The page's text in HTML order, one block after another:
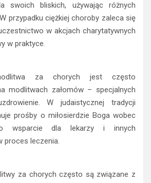
swoich bliskich, używając różnych
przypadku ciężkiej choroby zaleca się
w akcjach charytatywnych
w praktyce.
za chorych jest często
modlitwach załomów – specjalnych
W judaistycznej tradycji
prośby o miłosierdzie Boga wobec
wsparcie dla lekarzy i innych
proces leczenia.
za chorych często są związane z